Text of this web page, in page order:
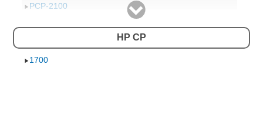
970Cxi
955C
UX-MF40CW
UX-MF25CL
PCP-2100
PCP-1300
HP CP
1700